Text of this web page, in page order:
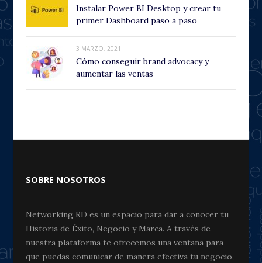
Instalar Power BI Desktop y crear tu
primer Dashboard paso a paso
3 MARZO, 2021
Cómo conseguir brand advocacy y
aumentar las ventas
SOBRE NOSOTROS
Networking RD es un espacio para dar a conocer tu
Historia de Éxito, Negocio y Marca. A través de
nuestra plataforma te ofrecemos una ventana para
que puedas comunicar de manera efectiva tu negocio,